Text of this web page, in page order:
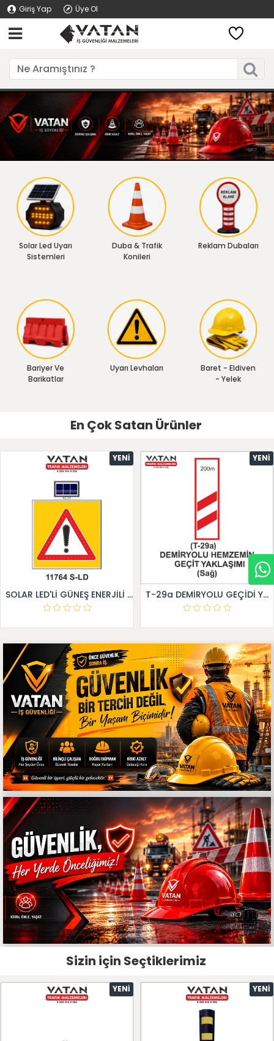
Giriş Yap Üye Ol
Solar Led Uyarı
Sistemleri
Duba & Trafik
Konileri
Reklam Dubaları
Bariyer Ve
Barikatlar
Uyarı Levhaları
Baret - Eldiven
- Yelek
En Çok Satan Ürünler
YENI
SOLAR LED'Lİ GÜNEŞ ENERJİLİ LEVHA
YENI
T-29a DEMİRYOLU GEÇİDİ YAKLAŞIM LEVHALARI (Sağ)
Sizin için Seçtiklerimiz
YENI YENI